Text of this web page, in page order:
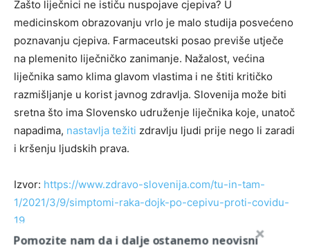
Zašto liječnici ne ističu nuspojave cjepiva? U
medicinskom obrazovanju vrlo je malo studija posvećeno
poznavanju cjepiva. Farmaceutski posao previše utječe
na plemenito liječničko zanimanje. Nažalost, većina
liječnika samo klima glavom vlastima i ne štiti kritičko
razmišljanje u korist javnog zdravlja. Slovenija može biti
sretna što ima Slovensko udruženje liječnika koje, unatoč
napadima, nastavlja težiti zdravlju ljudi prije nego li zaradi
i kršenju ljudskih prava.
Izvor: https://www.zdravo-slovenija.com/tu-in-tam-
1/2021/3/9/simptomi-raka-dojk-po-cepivu-proti-covidu-
19
Pomozite nam da i dalje ostanemo neovisni